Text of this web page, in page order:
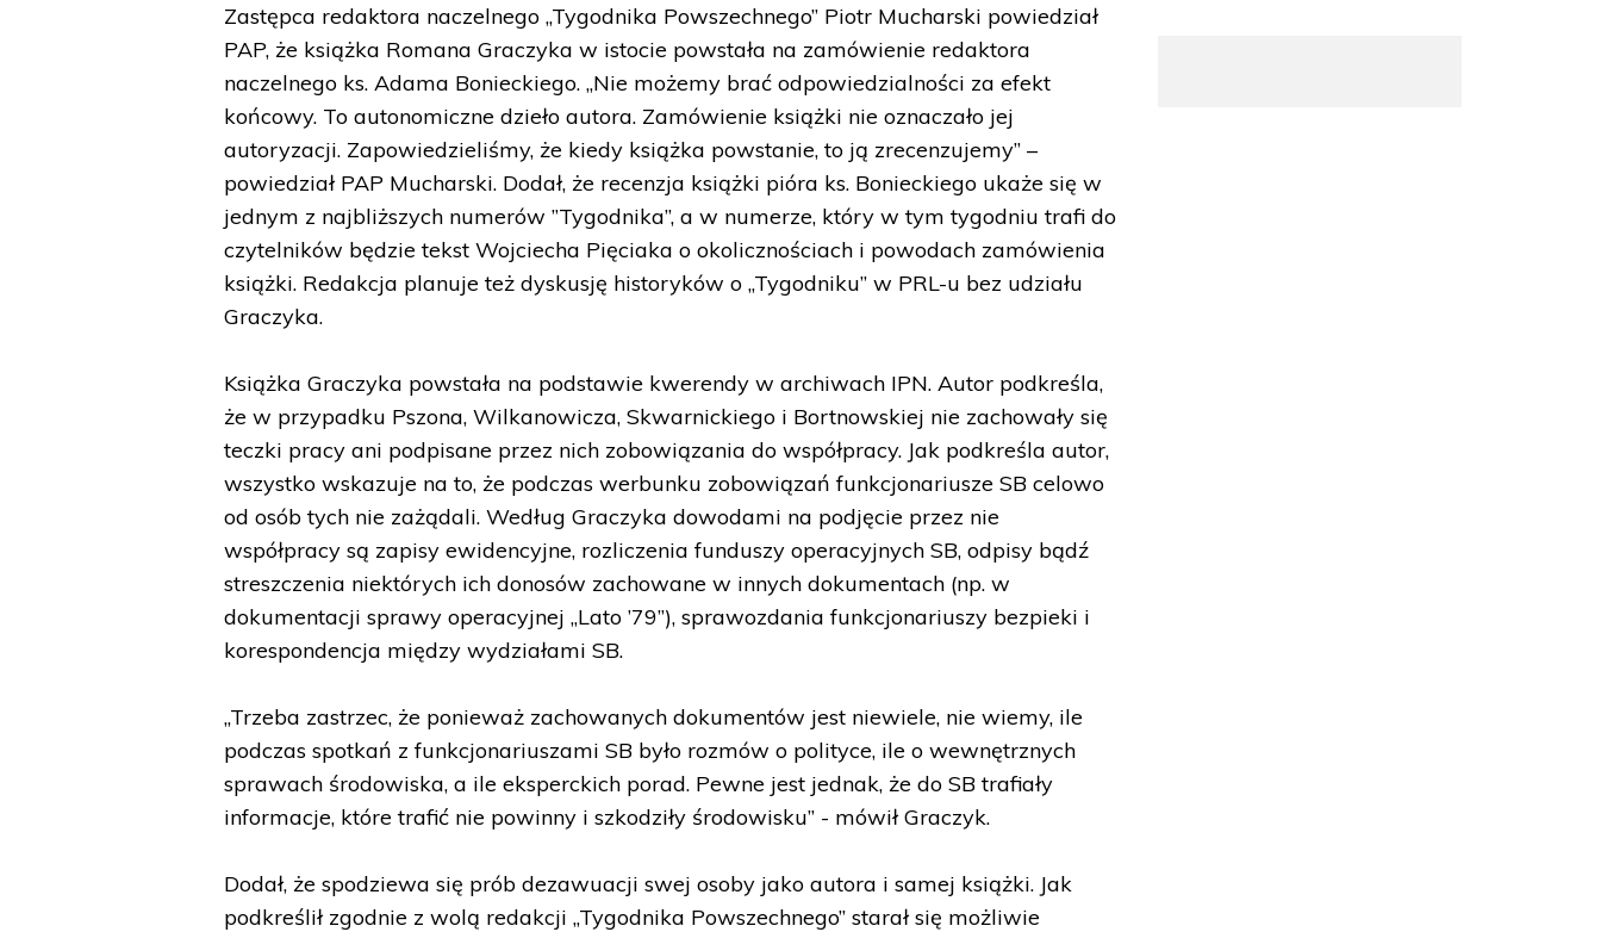
Zastępca redaktora naczelnego „Tygodnika Powszechnego” Piotr Mucharski powiedział
PAP, że książka Romana Graczyka w istocie powstała na zamówienie redaktora
naczelnego ks. Adama Bonieckiego. „Nie możemy brać odpowiedzialności za efekt
końcowy. To autonomiczne dzieło autora. Zamówienie książki nie oznaczało jej
autoryzacji. Zapowiedzieliśmy, że kiedy książka powstanie, to ją zrecenzujemy” –
powiedział PAP Mucharski. Dodał, że recenzja książki pióra ks. Bonieckiego ukaże się w
jednym z najbliższych numerów ”Tygodnika”, a w numerze, który w tym tygodniu trafi do
czytelników będzie tekst Wojciecha Pięciaka o okolicznościach i powodach zamówienia
książki. Redakcja planuje też dyskusję historyków o „Tygodniku” w PRL-u bez udziału
Graczyka.
Książka Graczyka powstała na podstawie kwerendy w archiwach IPN. Autor podkreśla,
że w przypadku Pszona, Wilkanowicza, Skwarnickiego i Bortnowskiej nie zachowały się
teczki pracy ani podpisane przez nich zobowiązania do współpracy. Jak podkreśla autor,
wszystko wskazuje na to, że podczas werbunku zobowiązań funkcjonariusze SB celowo
od osób tych nie zażądali. Według Graczyka dowodami na podjęcie przez nie
współpracy są zapisy ewidencyjne, rozliczenia funduszy operacyjnych SB, odpisy bądź
streszczenia niektórych ich donosów zachowane w innych dokumentach (np. w
dokumentacji sprawy operacyjnej „Lato ’79”), sprawozdania funkcjonariuszy bezpieki i
korespondencja między wydziałami SB.
„Trzeba zastrzec, że ponieważ zachowanych dokumentów jest niewiele, nie wiemy, ile
podczas spotkań z funkcjonariuszami SB było rozmów o polityce, ile o wewnętrznych
sprawach środowiska, a ile eksperckich porad. Pewne jest jednak, że do SB trafiały
informacje, które trafić nie powinny i szkodziły środowisku” - mówił Graczyk.
Dodał, że spodziewa się prób dezawuacji swej osoby jako autora i samej książki. Jak
podkreślił zgodnie z wolą redakcji „Tygodnika Powszechnego” starał się możliwie